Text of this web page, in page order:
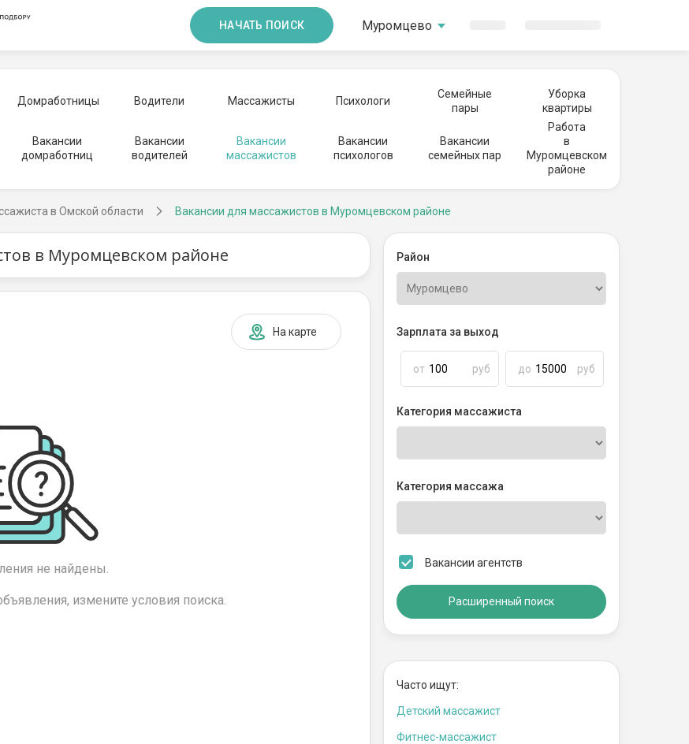
НАЧАТЬ ПОИСК Муромцево
Домработницы Водители Массажисты Психологи
Семейные
пары
Уборка
квартиры
Вакансии
домработниц
Вакансии
водителей
Вакансии
массажистов
Вакансии
психологов
Вакансии
семейных пар
Работа
в
Муромцевском
районе
в Омской области Вакансии для массажистов в Муромцевском районе
в Муромцевском районе
На карте
не найдены.
измените условия поиска.
Район
Зарплата за выход
от руб до руб
Категория массажиста
Категория массажа
Вакансии агентств
Расширенный поиск
Часто ищут:
Детский массажист
Фитнес-массажист